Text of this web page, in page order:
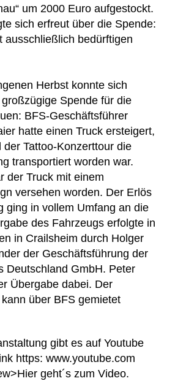
um 2000 Euro aufgestockt.
sich erfreut über die Spende:
ausschließlich bedürftigen
Herbst konnte sich
Spende für die
BFS-Geschäftsführer
hatte einen Truck ersteigert,
der Tattoo-Konzerttour die
transportiert worden war.
der Truck mit einem
versehen worden. Der Erlös
ging in vollem Umfang an die
des Fahrzeugs erfolgte in
in Crailsheim durch Holger
der Geschäftsführung der
Deutschland GmbH. Peter
Übergabe dabei. Der
über BFS gemietet
gibt es auf Youtube
https: www.youtube.com
geht´s zum Video.